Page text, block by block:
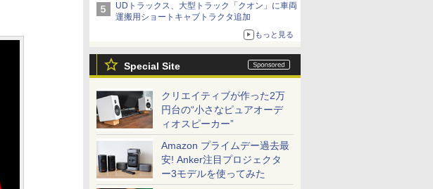
UDトラックス、大型トラック「クオン」に車両
運搬用ショートキャブトラクタ追加
もっと見る
Special Site
クリエイティブが作った2万
円台の“小さなピュアオーデ
ィオスピーカー”
Amazon プライムデー過去最
安! Anker注目プロジェクタ
ー3モデルを使ってみた